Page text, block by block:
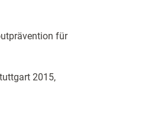
für
2015,